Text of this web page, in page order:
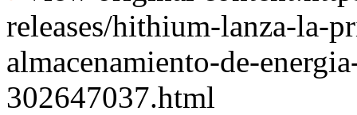
releases/hithium-lanza-la-
almacenamiento-de-
302647037.html